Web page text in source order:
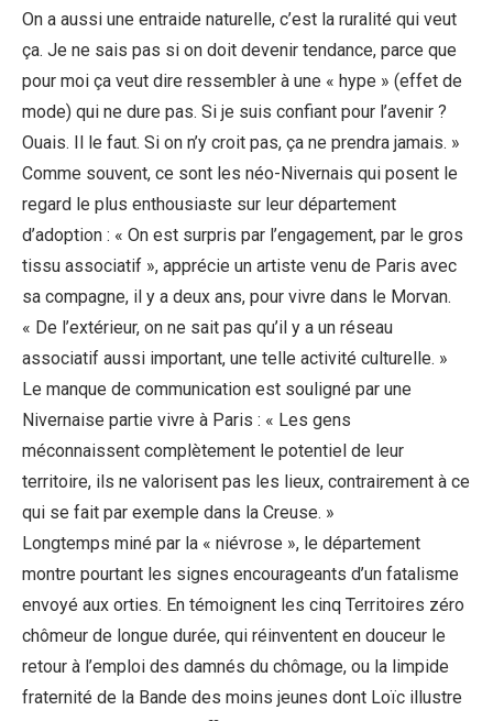
On a aussi une entraide naturelle, c’est la ruralité qui veut
ça. Je ne sais pas si on doit devenir tendance, parce que
pour moi ça veut dire ressembler à une « hype » (effet de
mode) qui ne dure pas. Si je suis confiant pour l’avenir ?
Ouais. Il le faut. Si on n’y croit pas, ça ne prendra jamais. »
Comme souvent, ce sont les néo-Nivernais qui posent le
regard le plus enthousiaste sur leur département
d’adoption : « On est surpris par l’engagement, par le gros
tissu associatif », apprécie un artiste venu de Paris avec
sa compagne, il y a deux ans, pour vivre dans le Morvan.
« De l’extérieur, on ne sait pas qu’il y a un réseau
associatif aussi important, une telle activité culturelle. »
Le manque de communication est souligné par une
Nivernaise partie vivre à Paris : « Les gens
méconnaissent complètement le potentiel de leur
territoire, ils ne valorisent pas les lieux, contrairement à ce
qui se fait par exemple dans la Creuse. »
Longtemps miné par la « niévrose », le département
montre pourtant les signes encourageants d’un fatalisme
envoyé aux orties. En témoignent les cinq Territoires zéro
chômeur de longue durée, qui réinventent en douceur le
retour à l’emploi des damnés du chômage, ou la limpide
fraternité de la Bande des moins jeunes dont Loïc illustre